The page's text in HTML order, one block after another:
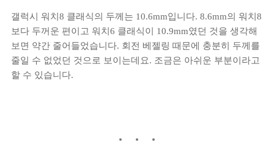
갤럭시 워치8 클래식의 두께는 10.6mm입니다. 8.6mm의 워치8
보다 두꺼운 편이고 워치6 클래식이 10.9mm였던 것을 생각해
보면 약간 줄어들었습니다. 회전 베젤링 때문에 충분히 두께를
줄일 수 없었던 것으로 보이는데요. 조금은 아쉬운 부분이라고
할 수 있습니다.